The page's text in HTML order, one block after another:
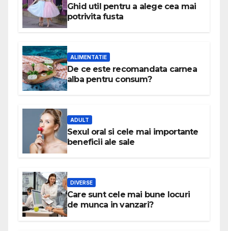
Ghid util pentru a alege cea mai
potrivita fusta
ALIMENTATIE
De ce este recomandata carnea
alba pentru consum?
ADULT
Sexul oral si cele mai importante
beneficii ale sale
DIVERSE
Care sunt cele mai bune locuri
de munca in vanzari?